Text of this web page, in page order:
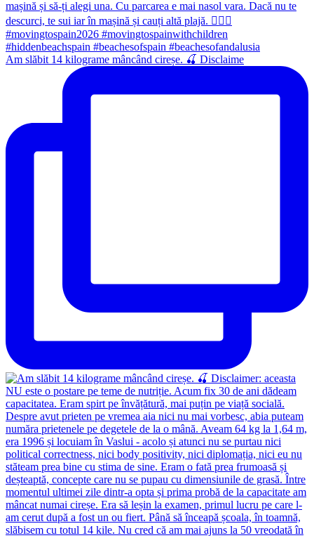
Am slăbit 14 kilograme mâncând cireșe. 🍒 Disclaime